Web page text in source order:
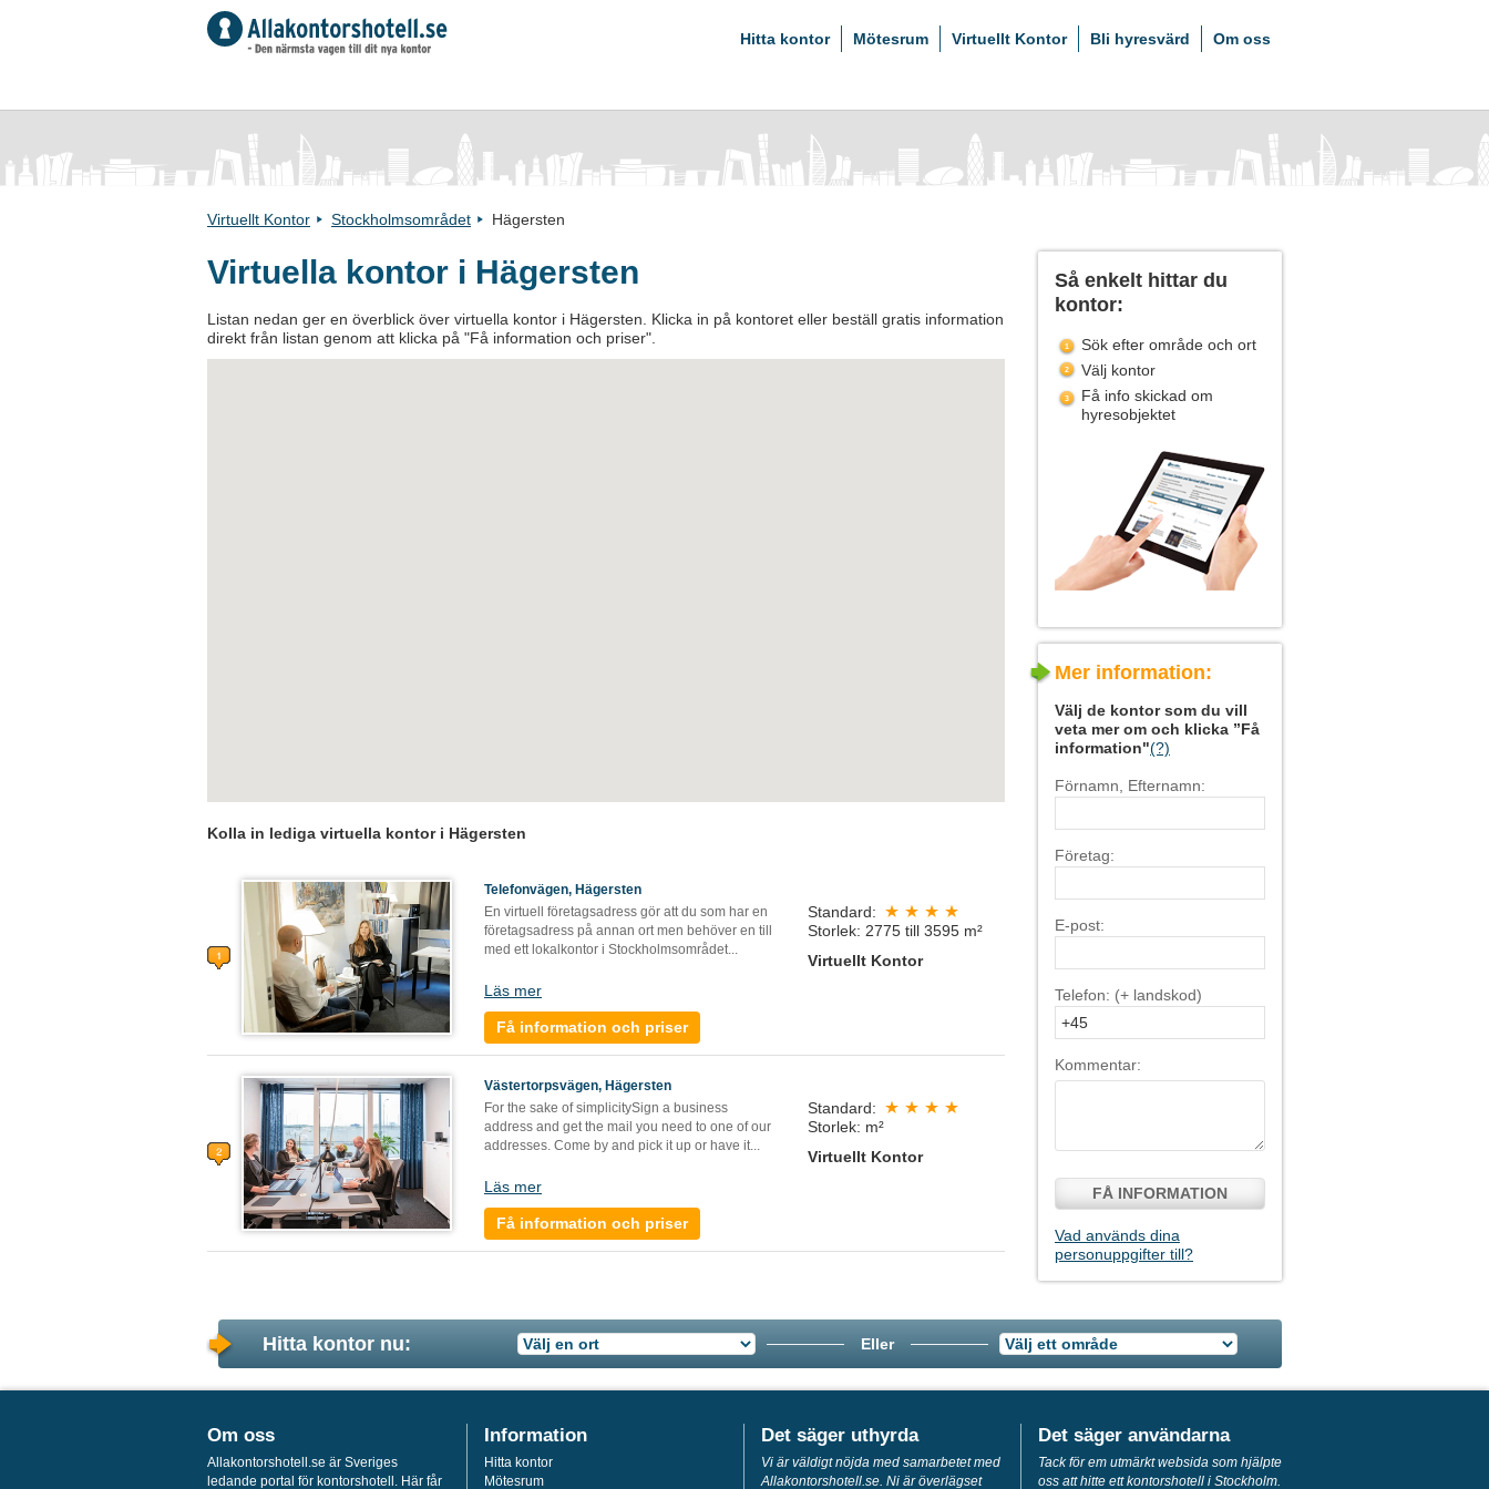
Hitta kontor Mötesrum Virtuellt Kontor Bli hyresvärd Om oss
Virtuellt Kontor Stockholmsområdet Hägersten
Virtuella kontor i Hägersten
Listan nedan ger en överblick över virtuella kontor i Hägersten. Klicka in på kontoret eller beställ gratis information
direkt från listan genom att klicka på "Få information och priser".
Kolla in lediga virtuella kontor i Hägersten
Telefonvägen, Hägersten
En virtuell företagsadress gör att du som har en
företagsadress på annan ort men behöver en till
med ett lokalkontor i Stockholmsområdet...
Läs mer
Få information och priser
Standard:
Storlek: 2775 till 3595 m²
Virtuellt Kontor
Västertorpsvägen, Hägersten
For the sake of simplicitySign a business
address and get the mail you need to one of our
addresses. Come by and pick it up or have it...
Läs mer
Få information och priser
Standard:
Storlek: m²
Virtuellt Kontor
Så enkelt hittar du
kontor:
Sök efter område och ort
Välj kontor
Få info skickad om
hyresobjektet
Mer information:
Välj de kontor som du vill
veta mer om och klicka ”Få
information"(?)
Förnamn, Efternamn:
Företag:
E-post:
Telefon: (+ landskod)
Kommentar:
FÅ INFORMATION
Vad används dina
personuppgifter till?
Hitta kontor nu: Eller
Om oss
Allakontorshotell.se är Sveriges
ledande portal för kontorshotell. Här får
Information
Hitta kontor
Mötesrum
Det säger uthyrda
Vi är väldigt nöjda med samarbetet med
Allakontorshotell.se. Ni är överlägset
Det säger användarna
Tack för em utmärkt websida som hjälpte
oss att hitte ett kontorshotell i Stockholm.